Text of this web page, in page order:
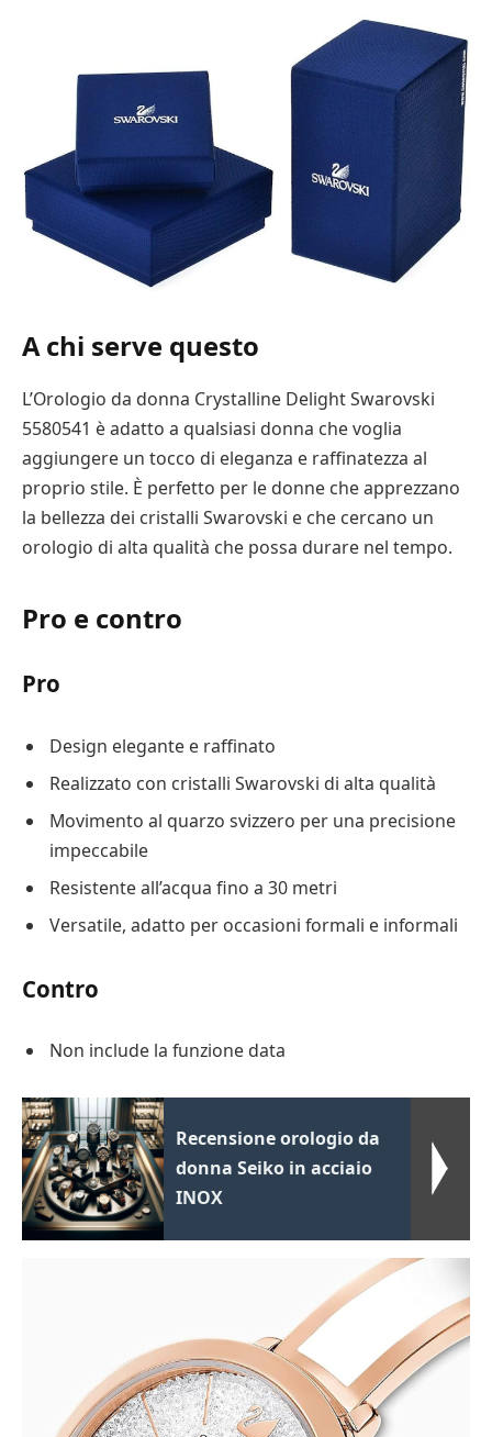
A chi serve questo
L’Orologio da donna Crystalline Delight Swarovski
5580541 è adatto a qualsiasi donna che voglia
aggiungere un tocco di eleganza e raffinatezza al
proprio stile. È perfetto per le donne che apprezzano
la bellezza dei cristalli Swarovski e che cercano un
orologio di alta qualità che possa durare nel tempo.
Pro e contro
Pro
Design elegante e raffinato
Realizzato con cristalli Swarovski di alta qualità
Movimento al quarzo svizzero per una precisione
impeccabile
Resistente all’acqua fino a 30 metri
Versatile, adatto per occasioni formali e informali
Contro
Non include la funzione data
Recensione orologio da
donna Seiko in acciaio
INOX